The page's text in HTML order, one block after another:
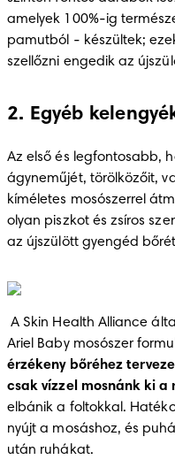
amelyek 100%-ig
pamutból - készültek;
szellőzni engedik az
2. Egyéb
Az első és legfontosabb,
ágyneműjét, törölközőit,
kíméletes mosószerrel
olyan piszkot és zsíros
az újszülött gyengéd
A Skin Health Alliance által bőrgyógyászatilag jóváhagyott
Ariel Baby mosószer
érzékeny bőréhez
csak vízzel mosnánk ki a
elbánik a foltokkal.
nyújt a mosáshoz, és
után ruhákat.